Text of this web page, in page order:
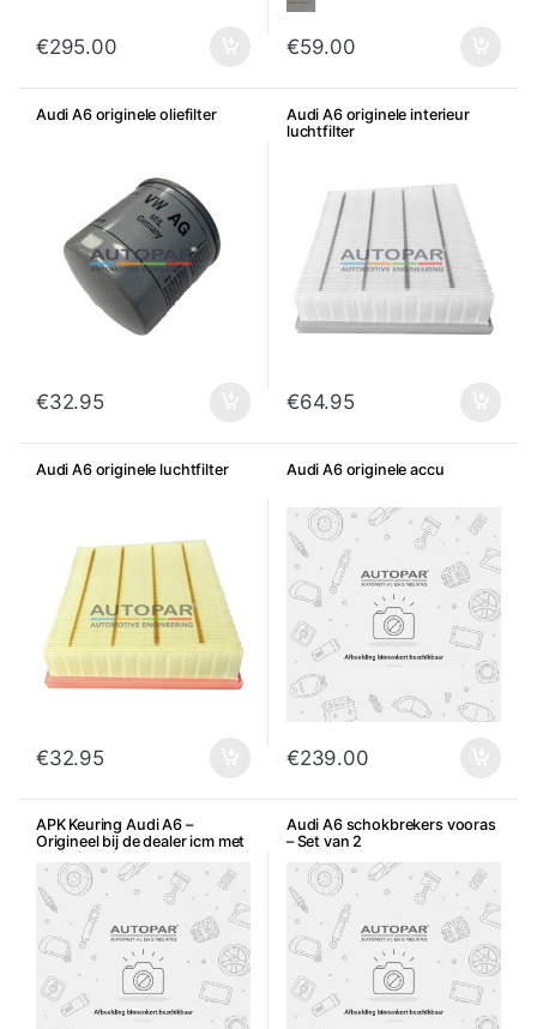
€295.00 €59.00
Audi A6 originele oliefilter
€32.95
Audi A6 originele interieur
luchtfilter
€64.95
Audi A6 originele luchtfilter
€32.95
Audi A6 originele accu
€239.00
APK Keuring Audi A6 –
Origineel bij de dealer icm met
onderhoud
Audi A6 schokbrekers vooras
– Set van 2